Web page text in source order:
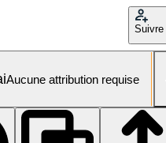
Suivre
Aucune attribution requise